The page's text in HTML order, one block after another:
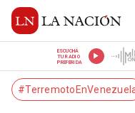
ESCUCHÁ
TU RADIO
PREFERIDA